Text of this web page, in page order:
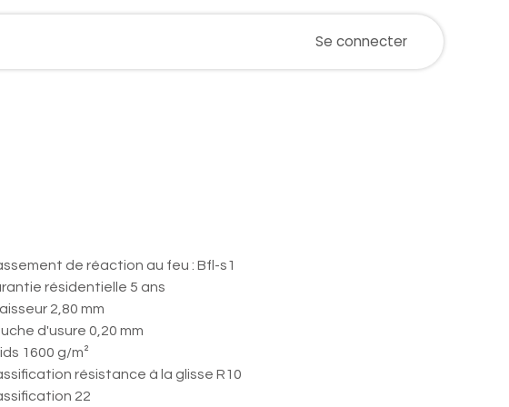
Postes Événements
Se connecter
de réaction au feu : Bfl-s1
résidentielle 5 ans
2,80 mm
d'usure 0,20 mm
1600 g/m²
résistance à la glisse R10
22